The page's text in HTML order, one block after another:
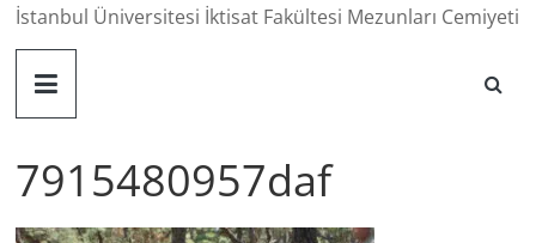
İstanbul Üniversitesi İktisat Fakültesi Mezunları Cemiyeti
7915480957daf